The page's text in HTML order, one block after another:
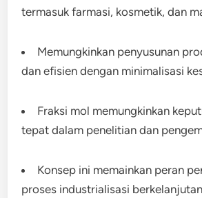
termasuk farmasi, kosmetik, dan
Memungkinkan penyusunan
dan efisien dengan minimalisasi
Fraksi mol memungkinkan
tepat dalam penelitian dan
Konsep ini memainkan peran
proses industrialisasi